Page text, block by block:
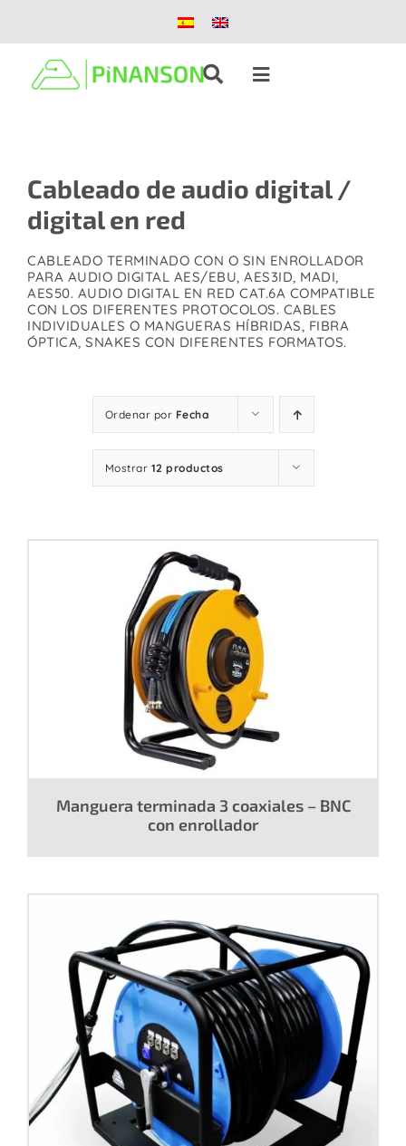
contenido
Toggle
Productos
Blog
Cableado de audio digital /
digital en red
CABLEADO TERMINADO CON O SIN ENROLLADOR
PARA AUDIO DIGITAL AES/EBU, AES3ID, MADI,
AES50. AUDIO DIGITAL EN RED CAT.6A COMPATIBLE
CON LOS DIFERENTES PROTOCOLOS. CABLES
INDIVIDUALES O MANGUERAS HÍBRIDAS, FIBRA
ÓPTICA, SNAKES CON DIFERENTES FORMATOS.
Ordenar por Fecha
Mostrar 12 productos
Manguera terminada 3 coaxiales – BNC
con enrollador